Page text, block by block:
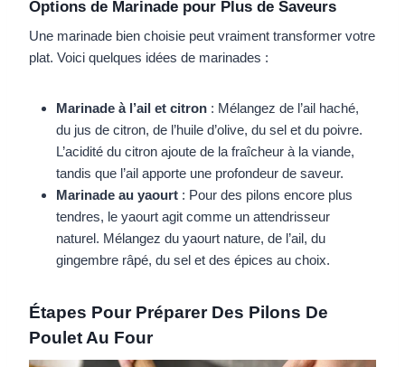
Options de Marinade pour Plus de Saveurs
Une marinade bien choisie peut vraiment transformer votre
plat. Voici quelques idées de marinades :
Marinade à l’ail et citron : Mélangez de l’ail haché,
du jus de citron, de l’huile d’olive, du sel et du poivre.
L’acidité du citron ajoute de la fraîcheur à la viande,
tandis que l’ail apporte une profondeur de saveur.
Marinade au yaourt : Pour des pilons encore plus
tendres, le yaourt agit comme un attendrisseur
naturel. Mélangez du yaourt nature, de l’ail, du
gingembre râpé, du sel et des épices au choix.
Étapes Pour Préparer Des Pilons De
Poulet Au Four